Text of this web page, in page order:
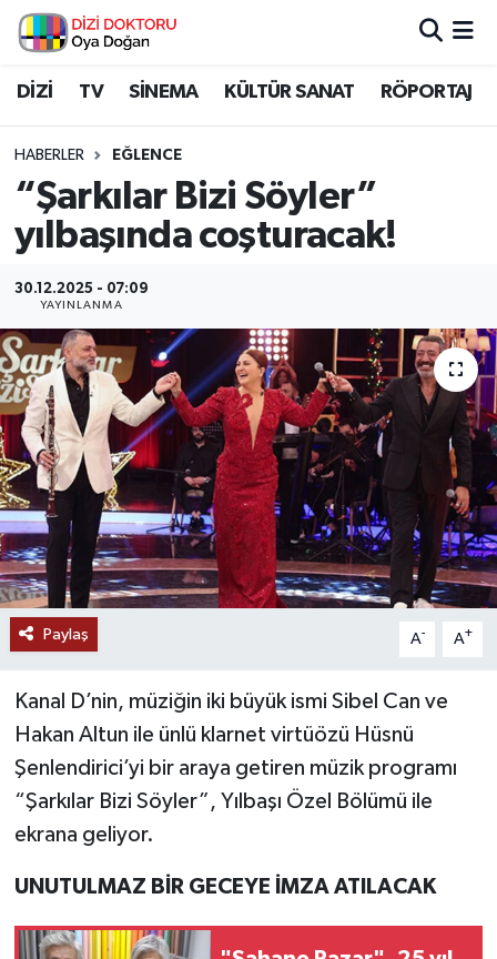
DİZİ TV SİNEMA KÜLTÜR SANAT RÖPORTAJ
HABERLER EĞLENCE
“Şarkılar Bizi Söyler”
yılbaşında coşturacak!
30.12.2025 - 07:09
YAYINLANMA
Paylaş A- A+
Kanal D’nin, müziğin iki büyük ismi Sibel Can ve
Hakan Altun ile ünlü klarnet virtüözü Hüsnü
Şenlendirici’yi bir araya getiren müzik programı
“Şarkılar Bizi Söyler”, Yılbaşı Özel Bölümü ile
ekrana geliyor.
UNUTULMAZ BİR GECEYE İMZA ATILACAK
İstanbul Nöbetçi Eczaneler
İstanbul Namaz Vakitleri
İstanbul Trafik Yoğunluk Haritası
Süper Lig Puan Durumu ve Fikstür
Tüm Manşetler
Son Dakika Haberleri
Haber Arşivi